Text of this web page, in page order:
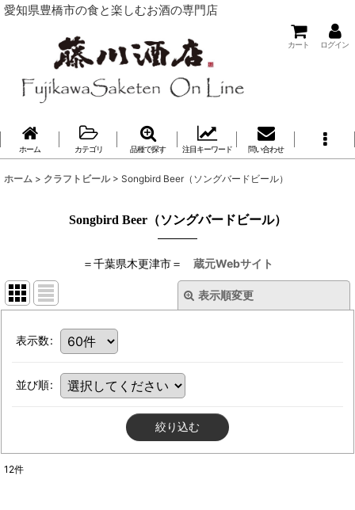
愛知県豊橋市の食と楽しむお酒の専門店
カート ログイン
ホーム カテゴリ 品種で探す 注目キーワード 問い合わせ
ホーム > クラフトビール > Songbird Beer（ソングバードビール）
Songbird Beer（ソングバードビール）
＝千葉県木更津市＝ 蔵元Webサイト
表示順変更
表示数:
並び順:
絞り込む
12件